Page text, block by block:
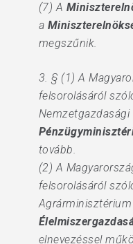
(7) A
a
megszűnik.
3. § (1) A
felsorolásáról
tovább.
(2) A
felsorolásáról
elnevezéssel